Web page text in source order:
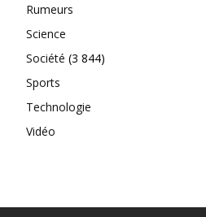
Rumeurs
Science
Société (3 844)
Sports
Technologie
Vidéo